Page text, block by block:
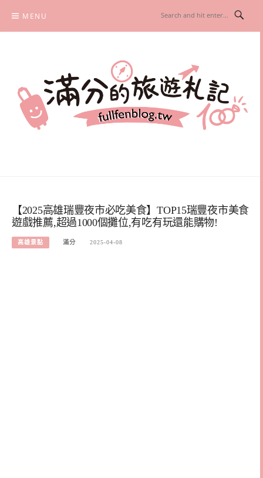
content
MENU
【2025高雄瑞豐夜市必吃美食】TOP15瑞豐夜市美食
遊戲推薦,超過1000個攤位,有吃有玩還能購物!
高雄景點 滿分 2025-04-08